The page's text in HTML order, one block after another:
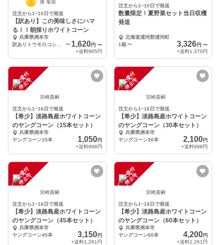
後 竜佑
注文から1~10日で発送
【訳あり】この美味しさにハマ
る！！朝採りホワイトコーン
兵庫県洲本市
〜 1,620円 〜
+送料965円
注文から1~10日で発送
数量限定！夏野菜セット当日収穫
発送
北海道浦河郡浦河町
1箱 〜 3,326円 〜
+送料1,370円
注
文
受
付
停
止
中
宮崎貴嗣
注文から1~16日で発送
【希少】淡路島産ホワイトコーン
のヤングコーン（15本セット）
兵庫県洲本市
ヤングコーン15本
1,050円
+送料998円
注
文
受
付
停
止
中
宮崎貴嗣
注文から1~16日で発送
【希少】淡路島産ホワイトコーン
のヤングコーン（30本セット）
兵庫県洲本市
ヤングコーン30本
2,100円
+送料998円
注
文
受
付
停
止
中
宮崎貴嗣
注文から1~16日で発送
【希少】淡路島産ホワイトコーン
のヤングコーン（45本セット）
兵庫県洲本市
ヤングコーン45本
3,150円
+送料1,261円
注
文
受
付
停
止
中
宮崎貴嗣
注文から1~16日で発送
【希少】淡路島産ホワイトコーン
のヤングコーン（60本セット）
兵庫県洲本市
ヤングコーン60本
4,200円
+送料1,261円